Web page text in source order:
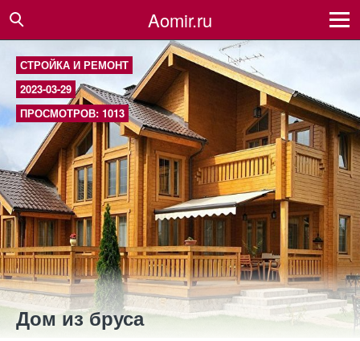
Aomir.ru
СТРОЙКА И РЕМОНТ
2023-03-29
ПРОСМОТРОВ: 1013
Дом из бруса